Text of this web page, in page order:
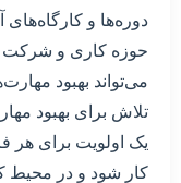
دوره‌ها و
حوزه کاری و شرکت
می‌تواند بهبود
تلاش برای بهبود
یک اولویت برای هر
کار شود و در محیط